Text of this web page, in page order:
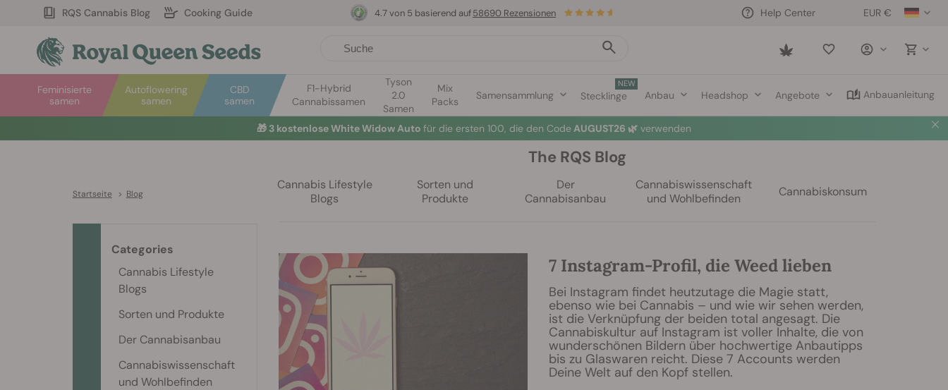
RQS Cannabis Blog Cooking Guide EUR €
Help Center
Saved
Autoflowering
samen
Feminisierte
samen
CBD
samen
F1-Hybrid
Cannabissamen
Tyson
2.0
Samen
Mix
Packs
Samensammlung
NEW
Stecklinge Anbau Headshop Angebote Anbauanleitung
4.7 von 5 basierend auf58690 Rezensionen
🎁 3 kostenlose White Widow Auto für die ersten 100, die den Code AUGUST26 🌿 verwenden
Startseite > Blog
The RQS Blog
Cannabis Lifestyle
Blogs
Sorten und
Produkte
Der
Cannabisanbau
Cannabiswissenschaft
und Wohlbefinden
Cannabiskonsum
7 Instagram-Profil, die Weed lieben
Bei Instagram findet heutzutage die Magie statt,
ebenso wie bei Cannabis – und wie wir sehen werden,
ist die Verknüpfung der beiden total angesagt. Die
Cannabiskultur auf Instagram ist voller Inhalte, die von
wunderschönen Bildern über hochwertige Anbautipps
bis zu Glaswaren reicht. Diese 7 Accounts werden
Deine Welt auf den Kopf stellen.
Categories
Cannabis Lifestyle
Blogs
Sorten und Produkte
Der Cannabisanbau
Cannabiswissenschaft
und Wohlbefinden